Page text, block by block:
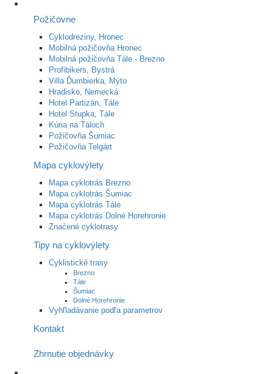
Požičovne
Cyklodreziny, Hronec
Mobilná požičovňa Hronec
Mobilná požičovňa Tále - Brezno
Profibikers, Bystrá
Villa Ďumbierka, Mýto
Hradisko, Nemecká
Hotel Partizán, Tále
Hotel Stupka, Tále
Kúria na Táloch
Požičovňa Šumiac
Požičovňa Telgárt
Mapa cyklovýlety
Mapa cyklotrás Brezno
Mapa cyklotrás Šumiac
Mapa cyklotrás Tále
Mapa cyklotrás Dolné Horehronie
Značené cyklotrasy
Tipy na cyklovýlety
Cyklistické trasy
Brezno
Tále
Šumiac
Dolné Horehronie
Vyhľladávanie podľa parametrov
Kontakt
Zhrnutie objednávky